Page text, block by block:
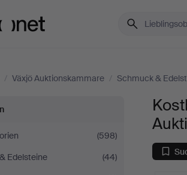
/ Växjö Auktionskammare / Schmuck &
(598)
Edelsteine
(44)